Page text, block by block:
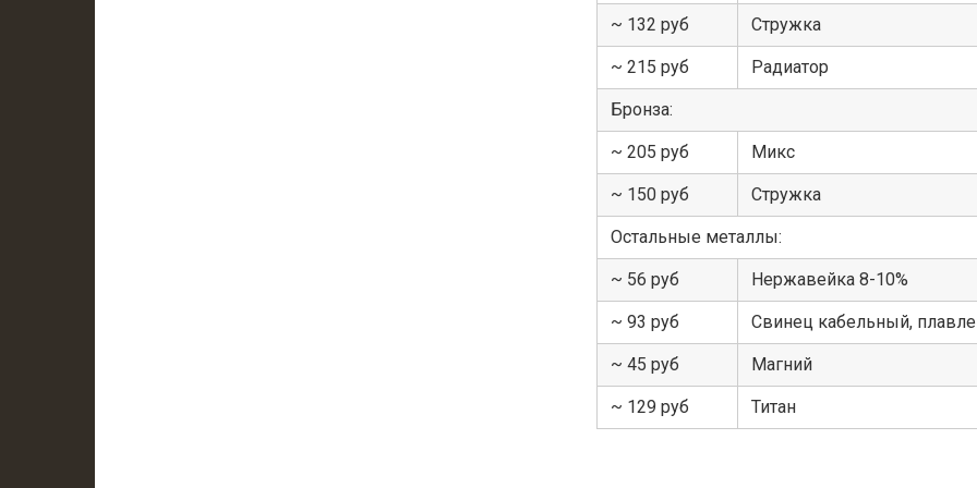
~ 132 руб Стружка
~ 215 руб Радиатор
Бронза:
~ 205 руб Микс
~ 150 руб Стружка
Остальные металлы:
~ 56 руб Нержавейка 8-10%
~ 93 руб Свинец кабельный,
~ 45 руб Магний
~ 129 руб Титан